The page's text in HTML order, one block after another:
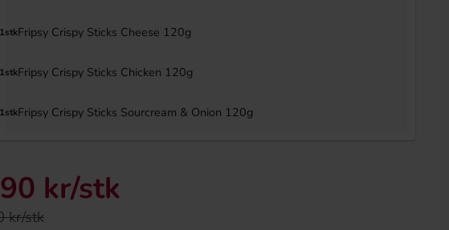
60g
36.90 kr
Köp
1stkFripsy Crispy Sticks Cheese 120g
1stkFripsy Crispy Sticks Chicken 120g
1stkFripsy Crispy Sticks Sourcream & Onion 120g
kr/stk
kr/stk